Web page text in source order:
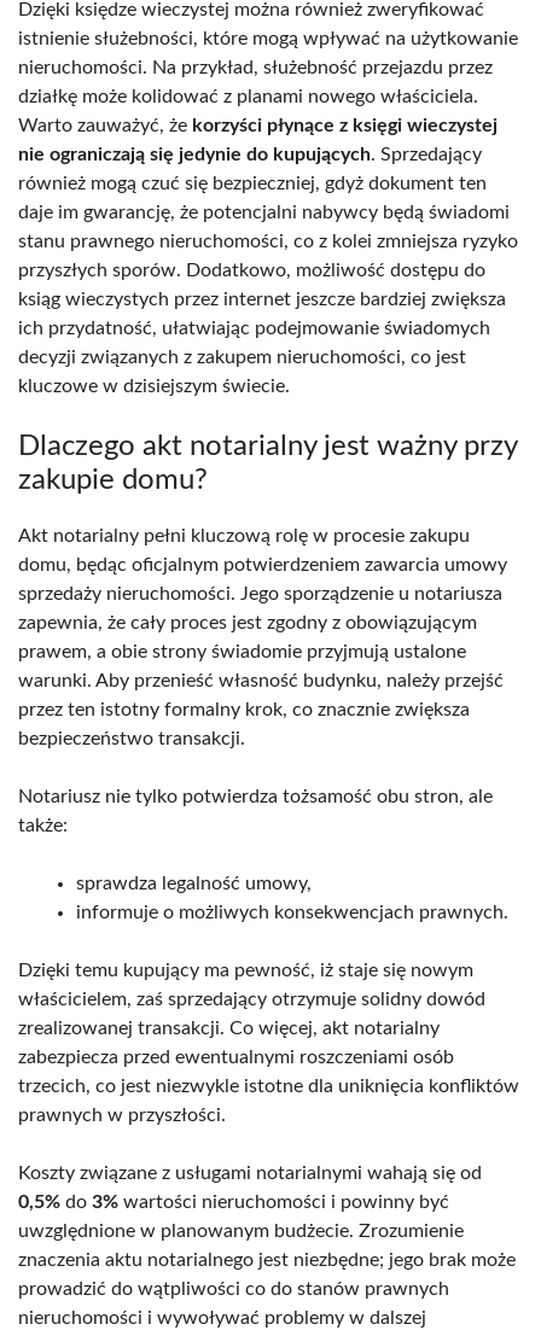
Dzięki księdze wieczystej można również zweryfikować
istnienie służebności, które mogą wpływać na użytkowanie
nieruchomości. Na przykład, służebność przejazdu przez
działkę może kolidować z planami nowego właściciela.
Warto zauważyć, że korzyści płynące z księgi wieczystej
nie ograniczają się jedynie do kupujących. Sprzedający
również mogą czuć się bezpieczniej, gdyż dokument ten
daje im gwarancję, że potencjalni nabywcy będą świadomi
stanu prawnego nieruchomości, co z kolei zmniejsza ryzyko
przyszłych sporów. Dodatkowo, możliwość dostępu do
ksiąg wieczystych przez internet jeszcze bardziej zwiększa
ich przydatność, ułatwiając podejmowanie świadomych
decyzji związanych z zakupem nieruchomości, co jest
kluczowe w dzisiejszym świecie.
Dlaczego akt notarialny jest ważny przy
zakupie domu?
Akt notarialny pełni kluczową rolę w procesie zakupu
domu, będąc oficjalnym potwierdzeniem zawarcia umowy
sprzedaży nieruchomości. Jego sporządzenie u notariusza
zapewnia, że cały proces jest zgodny z obowiązującym
prawem, a obie strony świadomie przyjmują ustalone
warunki. Aby przenieść własność budynku, należy przejść
przez ten istotny formalny krok, co znacznie zwiększa
bezpieczeństwo transakcji.
Notariusz nie tylko potwierdza tożsamość obu stron, ale
także:
sprawdza legalność umowy,
informuje o możliwych konsekwencjach prawnych.
Dzięki temu kupujący ma pewność, iż staje się nowym
właścicielem, zaś sprzedający otrzymuje solidny dowód
zrealizowanej transakcji. Co więcej, akt notarialny
zabezpiecza przed ewentualnymi roszczeniami osób
trzecich, co jest niezwykle istotne dla uniknięcia konfliktów
prawnych w przyszłości.
Koszty związane z usługami notarialnymi wahają się od
0,5% do 3% wartości nieruchomości i powinny być
uwzględnione w planowanym budżecie. Zrozumienie
znaczenia aktu notarialnego jest niezbędne; jego brak może
prowadzić do wątpliwości co do stanów prawnych
nieruchomości i wywoływać problemy w dalszej